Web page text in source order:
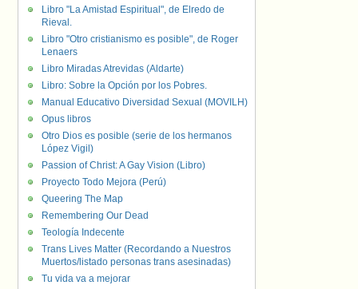
Libro "La Amistad Espiritual", de Elredo de
Rieval.
Libro "Otro cristianismo es posible", de Roger
Lenaers
Libro Miradas Atrevidas (Aldarte)
Libro: Sobre la Opción por los Pobres.
Manual Educativo Diversidad Sexual (MOVILH)
Opus libros
Otro Dios es posible (serie de los hermanos
López Vigil)
Passion of Christ: A Gay Vision (Libro)
Proyecto Todo Mejora (Perú)
Queering The Map
Remembering Our Dead
Teología Indecente
Trans Lives Matter (Recordando a Nuestros
Muertos/listado personas trans asesinadas)
Tu vida va a mejorar